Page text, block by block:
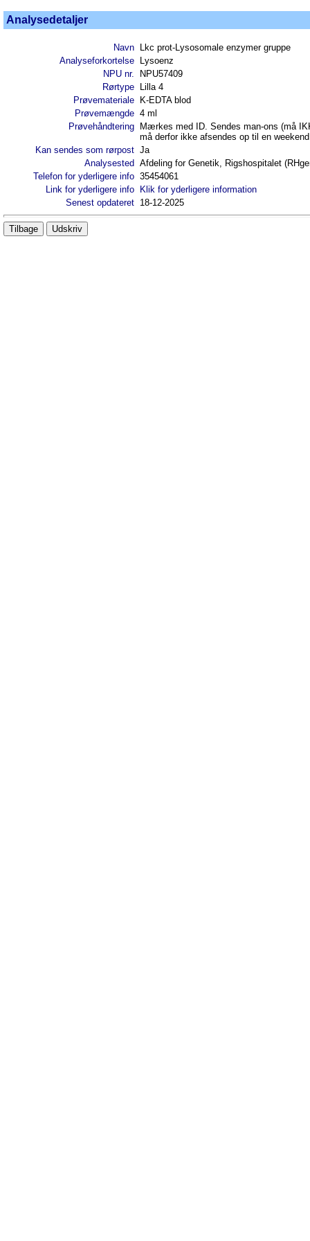
Analysedetaljer
Navn
Lkc prot-Lysosomale enzymer gruppe
Analyseforkortelse
Lysoenz
NPU nr.
NPU57409
Rørtype
Lilla 4
Prøvemateriale
K-EDTA blod
Prøvemængde 4 ml
Prøvehåndtering
Mærkes med ID. Sendes man-ons (må
må derfor ikke afsendes op til en
Kan sendes som rørpost Ja
Analysested Afdeling for Genetik, Rigshospitalet
Telefon for yderligere info 35454061
Link for yderligere info
Klik for yderligere information
Senest opdateret 18-12-2025